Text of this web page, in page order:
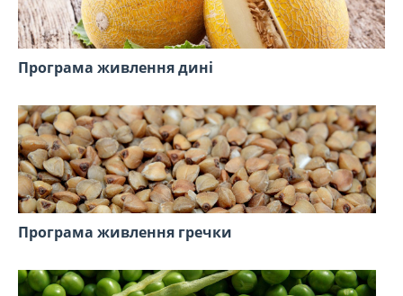
Програма живлення дині
Програма живлення гречки